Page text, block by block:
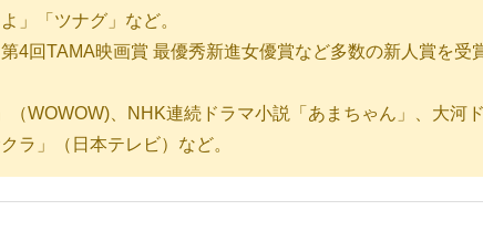
」「ツナグ」など。
4回TAMA映画賞 最優秀新進女優賞など多数の新人賞を受
（WOWOW)、NHK連続ドラマ小説「あまちゃん」、大河ド
ラ」（日本テレビ）など。